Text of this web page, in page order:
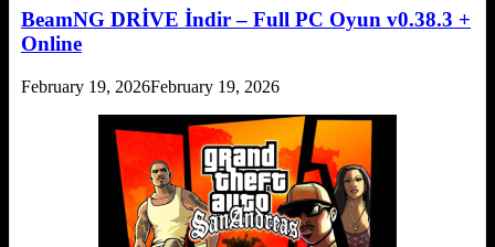
BeamNG DRİVE İndir – Full PC Oyun v0.38.3 +
Online
February 19, 2026February 19, 2026